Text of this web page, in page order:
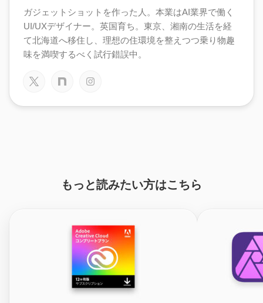
ガジェットショットを作った人。本業はAI業界で働く
UI/UXデザイナー。英国育ち。東京、湘南の生活を経
て北海道へ移住し、理想の住環境を整えつつ乗り物趣
味を満喫するべく試行錯誤中。
もっと読みたい方はこちら